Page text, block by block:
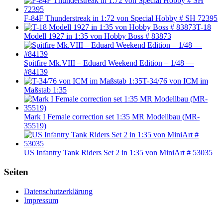
F-84F Thunderstreak in 1:72 von Special Hobby # SH 72395
T-18
Modell 1927 in 1:35 von Hobby Boss # 83873
Spitfire Mk.VIII – Eduard Weekend Edition – 1/48 —
#84139
T-34/76 von ICM im
Maßstab 1:35
Mark I Female correction set 1:35 MR Modellbau (MR-
35519)
US Infantry Tank Riders Set 2 in 1:35 von MiniArt # 53035
Seiten
Datenschutzerklärung
Impressum